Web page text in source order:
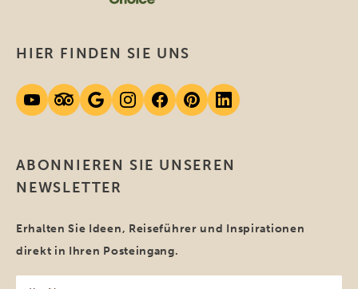
ABONNIEREN SIE UNSEREN
NEWSLETTER
Erhalten Sie Ideen, Reiseführer und Inspirationen
direkt in Ihren Posteingang.
HIER FINDEN SIE UNS